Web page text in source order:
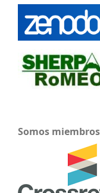
Somos